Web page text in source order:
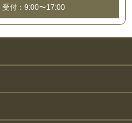
受付：9:00〜17:00